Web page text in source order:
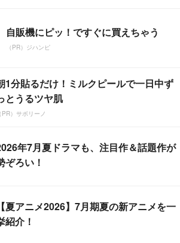
自販機にピッ！ですぐに買えちゃう
（PR）ジハンピ
1分貼るだけ！ミルクピールで一日中ず
とうるツヤ肌
（PR）サボリーノ
年7月夏ドラマも、注目作＆話題作が
ぞろい！
【夏アニメ2026】7月期夏の新アニメを一
紹介！